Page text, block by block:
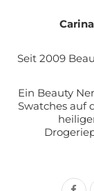
Seit 2009
Ein Beauty
Swatches auf